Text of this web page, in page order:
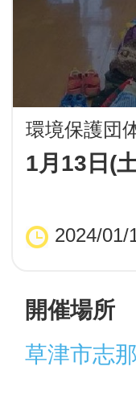
環境保護団
1月13日(
2024/01/
開催場所
草津市志